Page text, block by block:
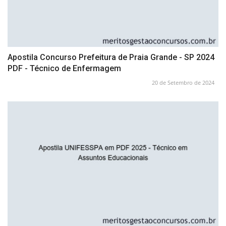
Apostila Concurso Prefeitura de Praia Grande - SP 2024
PDF - Técnico de Enfermagem
20 de Setembro de 2024